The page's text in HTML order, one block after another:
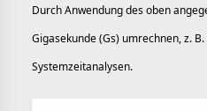
Durch Anwendung des oben
Gigasekunde (Gs) umrechnen, z.
Systemzeitanalysen.